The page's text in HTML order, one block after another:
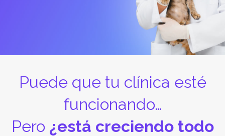
Puede que tu clínica esté
funcionando…
Pero ¿está creciendo todo